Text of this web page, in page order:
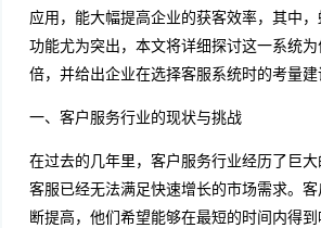
应用，能大幅提高企业的获客效率，其中
功能尤为突出，本文将详细探讨这一系统
倍，并给出企业在选择客服系统时的考量建
一、客户服务行业的现状与挑战
在过去的几年里，客户服务行业经历了巨
客服已经无法满足快速增长的市场需求。
断提高，他们希望能够在最短的时间内得